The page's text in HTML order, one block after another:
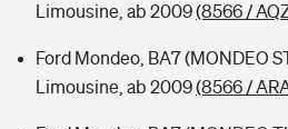
Limousine, ab 2009(8566 /
Ford Mondeo, BA7 (MONDEO
Limousine, ab 2009(8566 /